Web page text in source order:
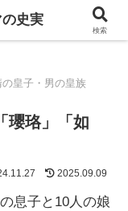
い！
の皇子・男の皇族
瓔珞」「如
2025.09.09
息子と10人の娘
史実
検索